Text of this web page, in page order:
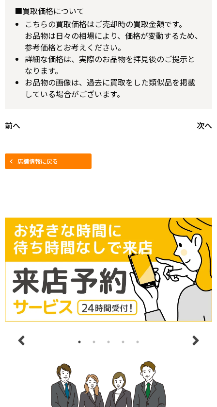
■買取価格について
こちらの買取価格はご売却時の買取金額です。
お品物は日々の相場により、価格が変動するため、
参考価格とお考えください。
詳細な価格は、実際のお品物を拝見後のご提示と
なります。
お品物の画像は、過去に買取をした類似品を掲載
している場合がございます。
前へ 次へ
店舗情報に戻る